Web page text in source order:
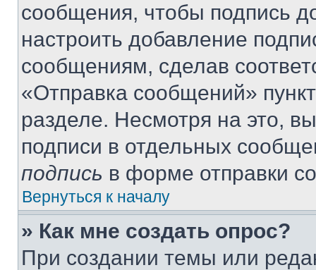
сообщения, чтобы подпись
настроить добавление
сообщениям, сделав
«Отправка сообщений»
разделе. Несмотря на это,
подписи в отдельных
подпись в форме отправки
Вернуться к началу
» Как мне создать опрос?
При создании темы или